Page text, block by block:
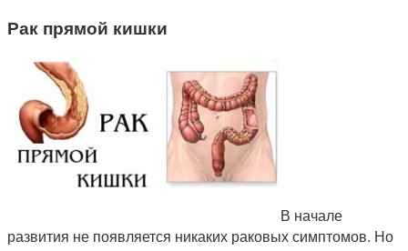
Рак прямой кишки
В начале
развития не появляется никаких раковых симптомов. Но